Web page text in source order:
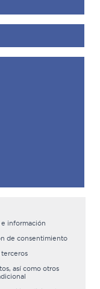
información
de consentimiento
terceros
así como otros